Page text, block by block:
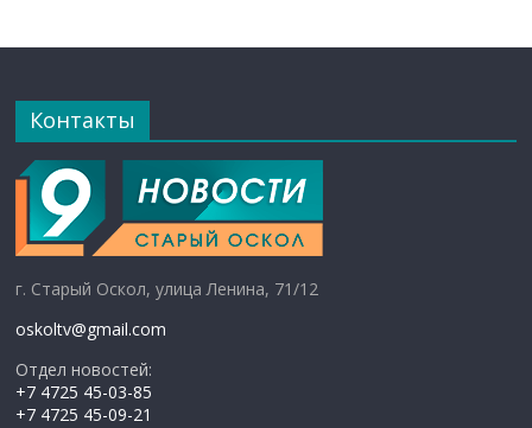
Контакты
г. Старый Оскол, улица Ленина, 71/12
oskoltv@gmail.com
Отдел новостей:
+7 4725 45-03-85
+7 4725 45-09-21